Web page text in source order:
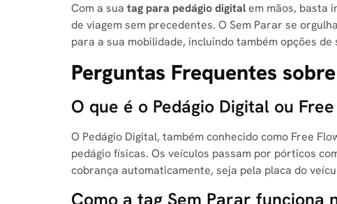
Com a sua tag para pedágio digitalem mãos, basta
de viagem sem precedentes. O Sem Parar se
para a sua mobilidade, incluindo também opções
Perguntas Frequentes
O que é o Pedágio Digital ou
O Pedágio Digital, também conhecido como Free
pedágio físicas. Os veículos passam por pórticos
cobrança automaticamente, seja pela placa do
Como a tag Sem Parar funciona